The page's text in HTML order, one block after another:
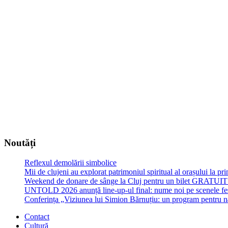
Noutăți
Reflexul demolării simbolice
Mii de clujeni au explorat patrimoniul spiritual al orașului la
Weekend de donare de sânge la Cluj pentru un bilet
UNTOLD 2026 anunță line-up-ul final: nume noi pe scenele
Conferința „Viziunea lui Simion Bărnuțiu: un program pentru
Contact
Cultură